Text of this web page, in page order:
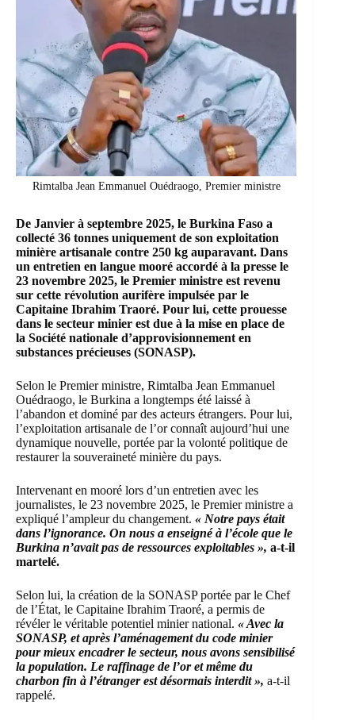
Rimtalba Jean Emmanuel Ouédraogo, Premier ministre
De Janvier à septembre 2025, le Burkina Faso a
collecté 36 tonnes uniquement de son exploitation
minière artisanale contre 250 kg auparavant. Dans
un entretien en langue mooré accordé à la presse le
23 novembre 2025, le Premier ministre est revenu
sur cette révolution aurifère impulsée par le
Capitaine Ibrahim Traoré. Pour lui, cette prouesse
dans le secteur minier est due à la mise en place de
la Société nationale d’approvisionnement en
substances précieuses (SONASP).
Selon le Premier ministre, Rimtalba Jean Emmanuel
Ouédraogo, le Burkina a longtemps été laissé à
l’abandon et dominé par des acteurs étrangers. Pour lui,
l’exploitation artisanale de l’or connaît aujourd’hui une
dynamique nouvelle, portée par la volonté politique de
restaurer la souveraineté minière du pays.
Intervenant en mooré lors d’un entretien avec les
journalistes, le 23 novembre 2025, le Premier ministre a
expliqué l’ampleur du changement. « Notre pays était
dans l’ignorance. On nous a enseigné à l’école que le
Burkina n’avait pas de ressources exploitables », a-t-il
martelé.
Selon lui, la création de la SONASP portée par le Chef
de l’État, le Capitaine Ibrahim Traoré, a permis de
révéler le véritable potentiel minier national. « Avec la
SONASP, et après l’aménagement du code minier
pour mieux encadrer le secteur, nous avons sensibilisé
la population. Le raffinage de l’or et même du
charbon fin à l’étranger est désormais interdit », a-t-il
rappelé.